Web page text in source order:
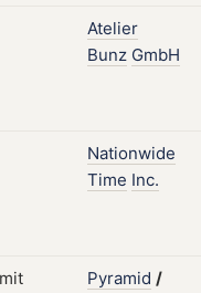
Atelier
Bunz GmbH
Nationwide
Time Inc.
Pyramid /